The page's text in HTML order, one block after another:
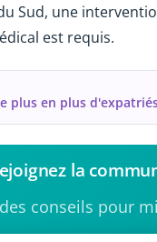
Sud, une
est requis.
plus en plus
la
conseils pour